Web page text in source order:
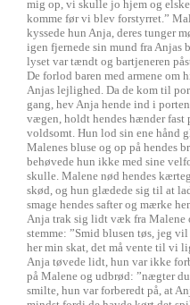
mig op, vi skulle jo hjem og
komme før vi blev forstyrret.”
kyssede hun Anja, deres tunger
igen fjernede sin mund fra
lyset var tændt og bartjeneren
De forlod baren med armene om
Anjas lejlighed. Da de kom til
gang, hev Anja hende ind i
vægen, holdt hendes hænder fast
voldsomt. Hun lod sin ene hånd
Malenes bluse og op på hendes
behøvede hun ikke med sine
skulle. Malene nød hendes
skød, og hun glædede sig til at
smage hendes safter og mærke
Anja trak sig lidt væk fra Malene
stemme: ”Smid blusen tøs, jeg
her min skat, det må vente til vi
Anja tøvede lidt, hun var ikke
på Malene og udbrød: ”nægter
smilte, hun var forberedt på, at